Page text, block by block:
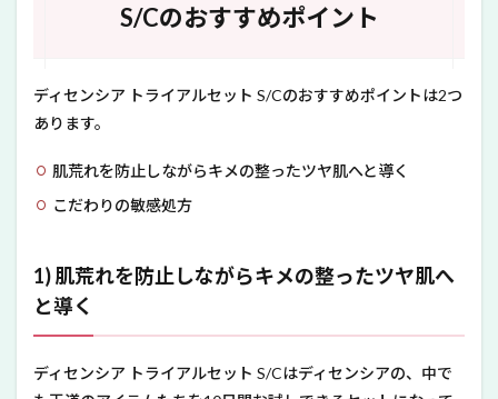
S/Cのおすすめポイント
ディセンシア トライアルセット S/Cのおすすめポイントは2つ
あります。
肌荒れを防止しながらキメの整ったツヤ肌へと導く
こだわりの敏感処方
1) 肌荒れを防止しながらキメの整ったツヤ肌へ
と導く
ディセンシア トライアルセット S/Cはディセンシアの、中で